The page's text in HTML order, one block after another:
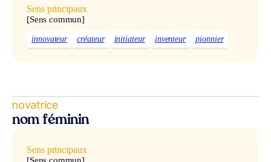
Sens principaux
[Sens commun]
innovateur créateur initiateur inventeur pionnier
novatrice
nom féminin
Sens principaux
[Sens commun]